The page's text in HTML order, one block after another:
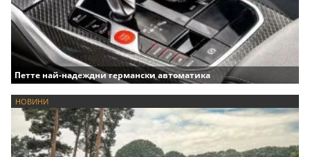
Петте най-надеждни германски автоматика
НОВИНИ